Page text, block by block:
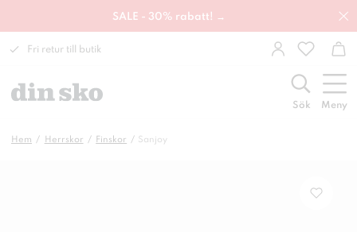
SALE - 30% rabatt! →
Fri retur till butik
Sök Meny
Hem Herrskor Finskor Sanjoy